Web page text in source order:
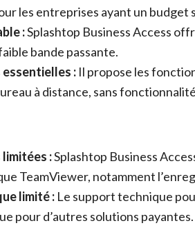
les entreprises ayant un budget
:Splashtop Business Access
bande passante.
: Il propose les
à distance, sans
:Splashtop Business
TeamViewer, notamment
limité : Le support technique
pour d’autres solutions payantes.